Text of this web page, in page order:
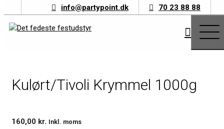
info@partypoint.dk 70 23 88 88
SOFTICEMASKINE
KARAOKEANLÆG
Kulørt/Tivoli Krymmel 1000g
160,00 kr. Inkl. moms